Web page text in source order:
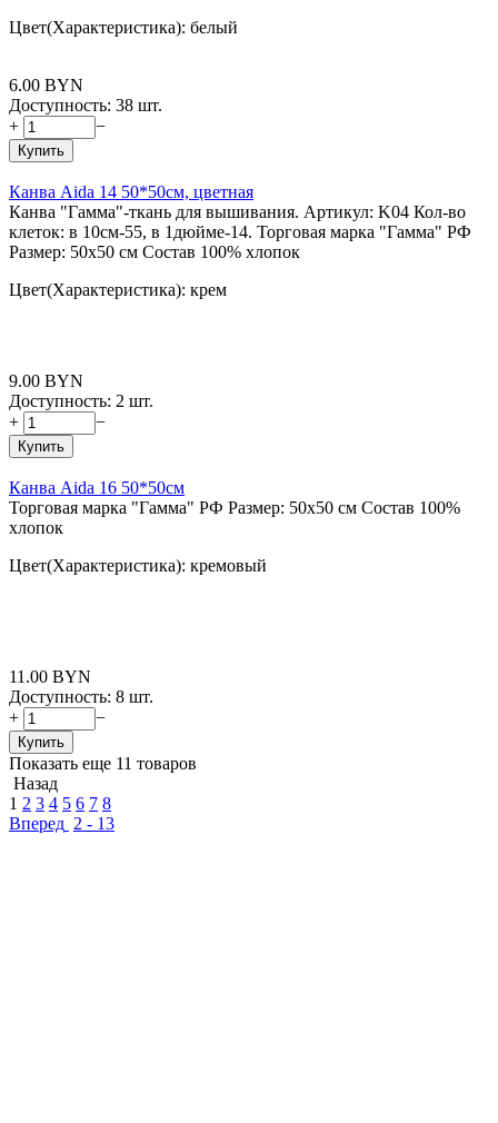
Цвет(Характеристика): белый
6.00 BYN
Доступность: 38 шт.
+
−
Купить
Канва Aida 14 50*50см, цветная
Канва "Гамма"-ткань для вышивания. Артикул: K04 Кол-во
клеток: в 10см-55, в 1дюйме-14. Торговая марка "Гамма" РФ
Размер: 50x50 см Состав 100% хлопок
Цвет(Характеристика): крем
9.00 BYN
Доступность: 2 шт.
+
−
Купить
Канва Aida 16 50*50см
Торговая марка "Гамма" РФ Размер: 50x50 см Состав 100%
хлопок
Цвет(Характеристика): кремовый
11.00 BYN
Доступность: 8 шт.
+
−
Купить
Показать еще 11 товаров
Назад
1 2 3 4 5 6 7 8
Вперед 2 - 13